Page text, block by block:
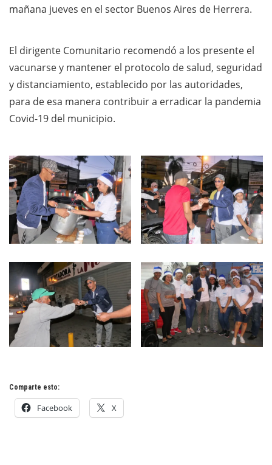
mañana jueves en el sector Buenos Aires de Herrera.
El dirigente Comunitario recomendó a los presente el
vacunarse y mantener el protocolo de salud, seguridad
y distanciamiento, establecido por las autoridades,
para de esa manera contribuir a erradicar la pandemia
Covid-19 del municipio.
Comparte esto:
Facebook X